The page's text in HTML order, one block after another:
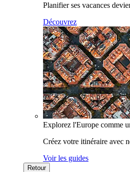
Planifier ses vacances
Découvrez
Explorez l'Europe comme
Créez votre itinéraire avec
Voir les guides
Retour